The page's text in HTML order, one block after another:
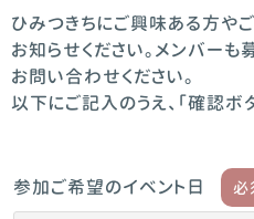
ひみつきちにご興味ある方や
お知らせください。メンバーも
お問い合わせください。
以下にご記入のうえ、「確認ボ
参加ご希望のイベント日 必